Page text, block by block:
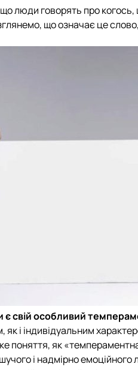
люди говорять про
що означає це
є свій особливий
і індивідуальним
поняття, як
і надмірно